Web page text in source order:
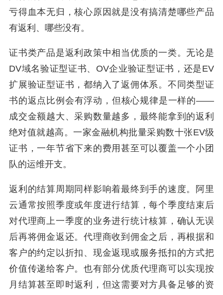
亏得血本无归，核心原因就是没有搞清楚哪些产品
有返利、哪些没有。
证书类产品是返利政策中相当优质的一类。无论是
DV域名验证型证书、OV企业验证型证书，还是EV
扩展验证型证书，都纳入了返佣体系。不同类型证
书的返点比例会有浮动，但核心规律是一样的——
成交金额越大、采购数量越多，最终能拿到的返利
绝对值就越高。一家金融机构批量采购数十张EV级
证书，一年节省下来的费用甚至可以覆盖一个小团
队的运维开支。
返利的结算周期同样影响着最终到手的速度。阿里
云通常按照季度或年度进行结算，每个季度结束后
对代理商上一季度的业务进行统计核算，确认无误
后再将佣金返还。代理商收到佣金之后，再根据和
客户的约定以折扣、现金返现或服务抵扣的方式把
价值传递给客户。也有部分优质代理商可以实现按
月结算甚至即时返利，但这需要对方具备足够的资